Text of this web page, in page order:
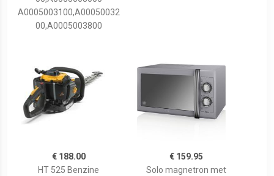
A0005003100,A00050032
00,A0005003800
€ 188.00
HT 525 Benzine
€ 159.95
Solo magnetron met